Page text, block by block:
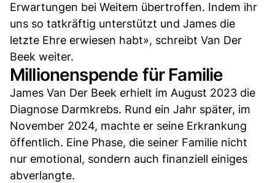
Erwartungen bei Weitem übertroffen. Indem ihr
uns so tatkräftig unterstützt und James die
letzte Ehre erwiesen habt», schreibt Van Der
Beek weiter.
Millionenspende für Familie
James Van Der Beek erhielt im August 2023 die
Diagnose Darmkrebs. Rund ein Jahr später, im
November 2024, machte er seine Erkrankung
öffentlich. Eine Phase, die seiner Familie nicht
nur emotional, sondern auch finanziell einiges
abverlangte.